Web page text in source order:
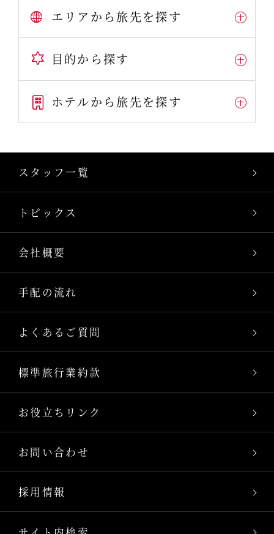
エリアから旅先を探す
目的から探す
ホテルから旅先を探す
スタッフ一覧
トピックス
会社概要
手配の流れ
よくあるご質問
標準旅行業約款
お役立ちリンク
お問い合わせ
採用情報